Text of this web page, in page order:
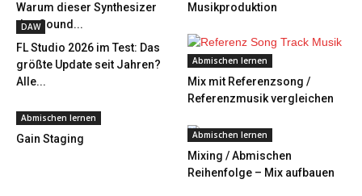
Warum dieser Synthesizer
den Sound...
Musikproduktion
DAW
FL Studio 2026 im Test: Das
größte Update seit Jahren?
Alle...
Abmischen lernen
Mix mit Referenzsong /
Referenzmusik vergleichen
Abmischen lernen
Gain Staging Abmischen lernen
Mixing / Abmischen
Reihenfolge – Mix aufbauen